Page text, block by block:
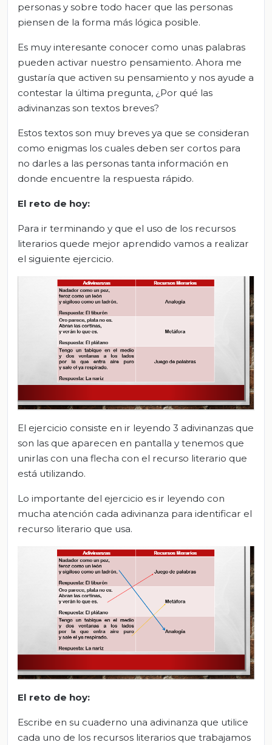
personas y sobre todo hacer que las personas
piensen de la forma más lógica posible.
Es muy interesante conocer como unas palabras
pueden activar nuestro pensamiento. Ahora me
gustaría que activen su pensamiento y nos ayude a
contestar la última pregunta, ¿Por qué las
adivinanzas son textos breves?
Estos textos son muy breves ya que se consideran
como enigmas los cuales deben ser cortos para
no darles a las personas tanta información en
donde encuentre la respuesta rápido.
El reto de hoy:
Para ir terminando y que el uso de los recursos
literarios quede mejor aprendido vamos a realizar
el siguiente ejercicio.
El ejercicio consiste en ir leyendo 3 adivinanzas que
son las que aparecen en pantalla y tenemos que
unirlas con una flecha con el recurso literario que
está utilizando.
Lo importante del ejercicio es ir leyendo con
mucha atención cada adivinanza para identificar el
recurso literario que usa.
El reto de hoy:
Escribe en su cuaderno una adivinanza que utilice
cada uno de los recursos literarios que trabajamos